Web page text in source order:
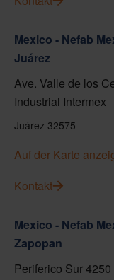
Mexico - Nefab
Juárez
Ave. Valle de los
Industrial Intermex
Juárez 32575
Auf der Karte
Kontakt
Mexico - Nefab
Zapopan
Periferico Sur 4250